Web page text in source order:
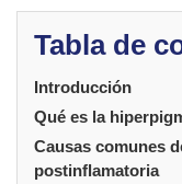
Tabla de
Introducción
Qué es la
Causas comunes
postinflamatoria